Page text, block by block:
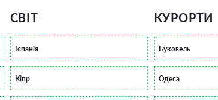
СВІТ
Іспанія
Кіпр
КУРОРТИ
Буковель
Одеса